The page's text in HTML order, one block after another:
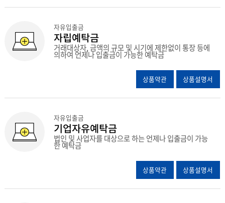
자유입출금
자립예탁금
거래대상자, 금액의 규모 및 시기에 제한없이 통장 등에
의하여 언제나 입출금이 가능한 예탁금
상품약관 상품설명서
자유입출금
기업자유예탁금
법인 및 사업자를 대상으로 하는 언제나 입출금이 가능
한 예탁금
상품약관 상품설명서